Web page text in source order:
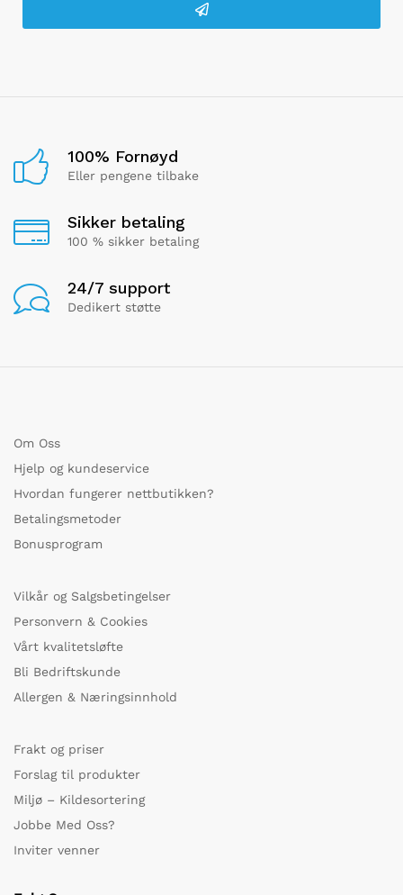
100% Fornøyd
Eller pengene tilbake
Sikker betaling
100 % sikker betaling
24/7 support
Dedikert støtte
Om Oss
Hjelp og kundeservice
Hvordan fungerer nettbutikken?
Betalingsmetoder
Bonusprogram
Vilkår og Salgsbetingelser
Personvern & Cookies
Vårt kvalitetsløfte
Bli Bedriftskunde
Allergen & Næringsinnhold
Frakt og priser
Forslag til produkter
Miljø – Kildesortering
Jobbe Med Oss?
Inviter venner